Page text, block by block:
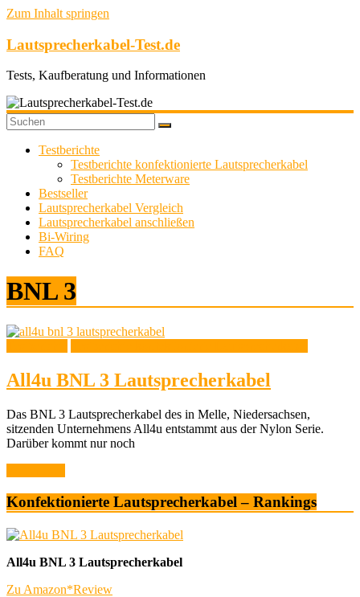
Zum Inhalt springen
Lautsprecherkabel-Test.de
Tests, Kaufberatung und Informationen
Testberichte
Testberichte konfektionierte Lautsprecherkabel
Testberichte Meterware
Bestseller
Lautsprecherkabel Vergleich
Lautsprecherkabel anschließen
Bi-Wiring
FAQ
BNL 3
All4u BNL 3 Lautsprecherkabel
Das BNL 3 Lautsprecherkabel des in Melle, Niedersachsen,
sitzenden Unternehmens All4u entstammt aus der Nylon Serie.
Darüber kommt nur noch
Konfektionierte Lautsprecherkabel – Rankings
All4u BNL 3 Lautsprecherkabel
Zu Amazon*Review